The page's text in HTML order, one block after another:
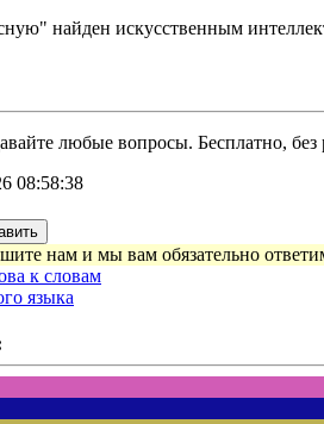
найден искусственным
любые вопросы. Бесплатно, без
08:58:38
нам и мы вам обязательно
к словам
языка